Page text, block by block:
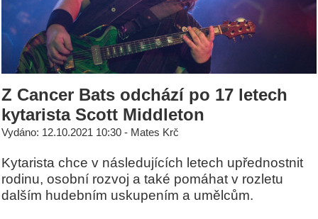
Z Cancer Bats odchází po 17 letech
kytarista Scott Middleton
Vydáno: 12.10.2021 10:30 - Mates Krč
Kytarista chce v následujících letech upřednostnit
rodinu, osobní rozvoj a také pomáhat v rozletu
dalším hudebním uskupením a umělcům.